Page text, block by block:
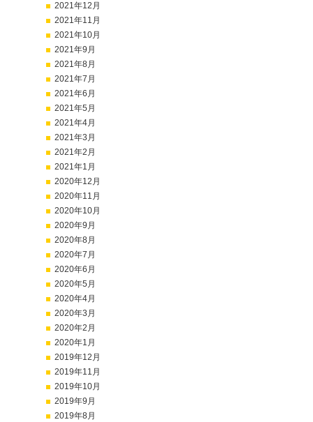
2021年12月
2021年11月
2021年10月
2021年9月
2021年8月
2021年7月
2021年6月
2021年5月
2021年4月
2021年3月
2021年2月
2021年1月
2020年12月
2020年11月
2020年10月
2020年9月
2020年8月
2020年7月
2020年6月
2020年5月
2020年4月
2020年3月
2020年2月
2020年1月
2019年12月
2019年11月
2019年10月
2019年9月
2019年8月